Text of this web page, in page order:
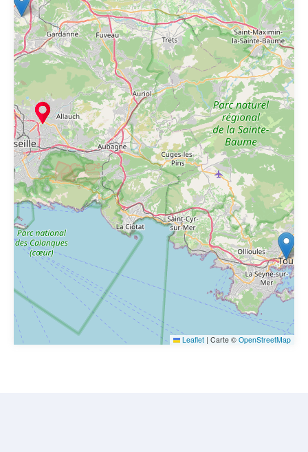
Leaflet | Carte © OpenStreetMap